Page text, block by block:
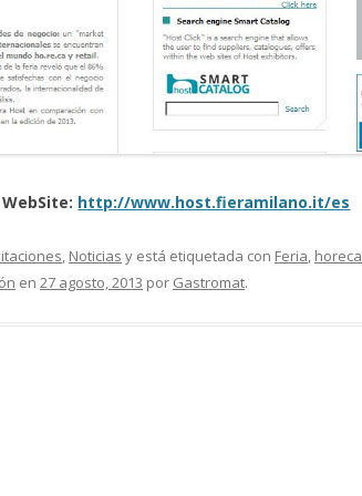
MONTADORAS DE NATA
PALOMITERAS / POP-CORN
PASTO-MANTECADORAS
VITRINAS DE HELADOS
http://www.host.fieramilano.it/es
, Noticias y está etiquetada con Feria, horeca
en 27 agosto, 2013 por Gastromat.